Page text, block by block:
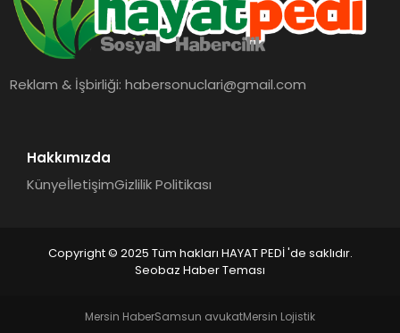
Reklam & İşbirliği:habersonuclari@gmail.com
Hakkımızda
KünyeİletişimGizlilik Politikası
Copyright © 2025 Tüm hakları HAYAT PEDİ 'de saklıdır.
Seobaz Haber Teması
Mersin HaberSamsun avukatMersin Lojistik